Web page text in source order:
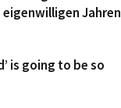
eigenwilligen Jahren
is going to be so